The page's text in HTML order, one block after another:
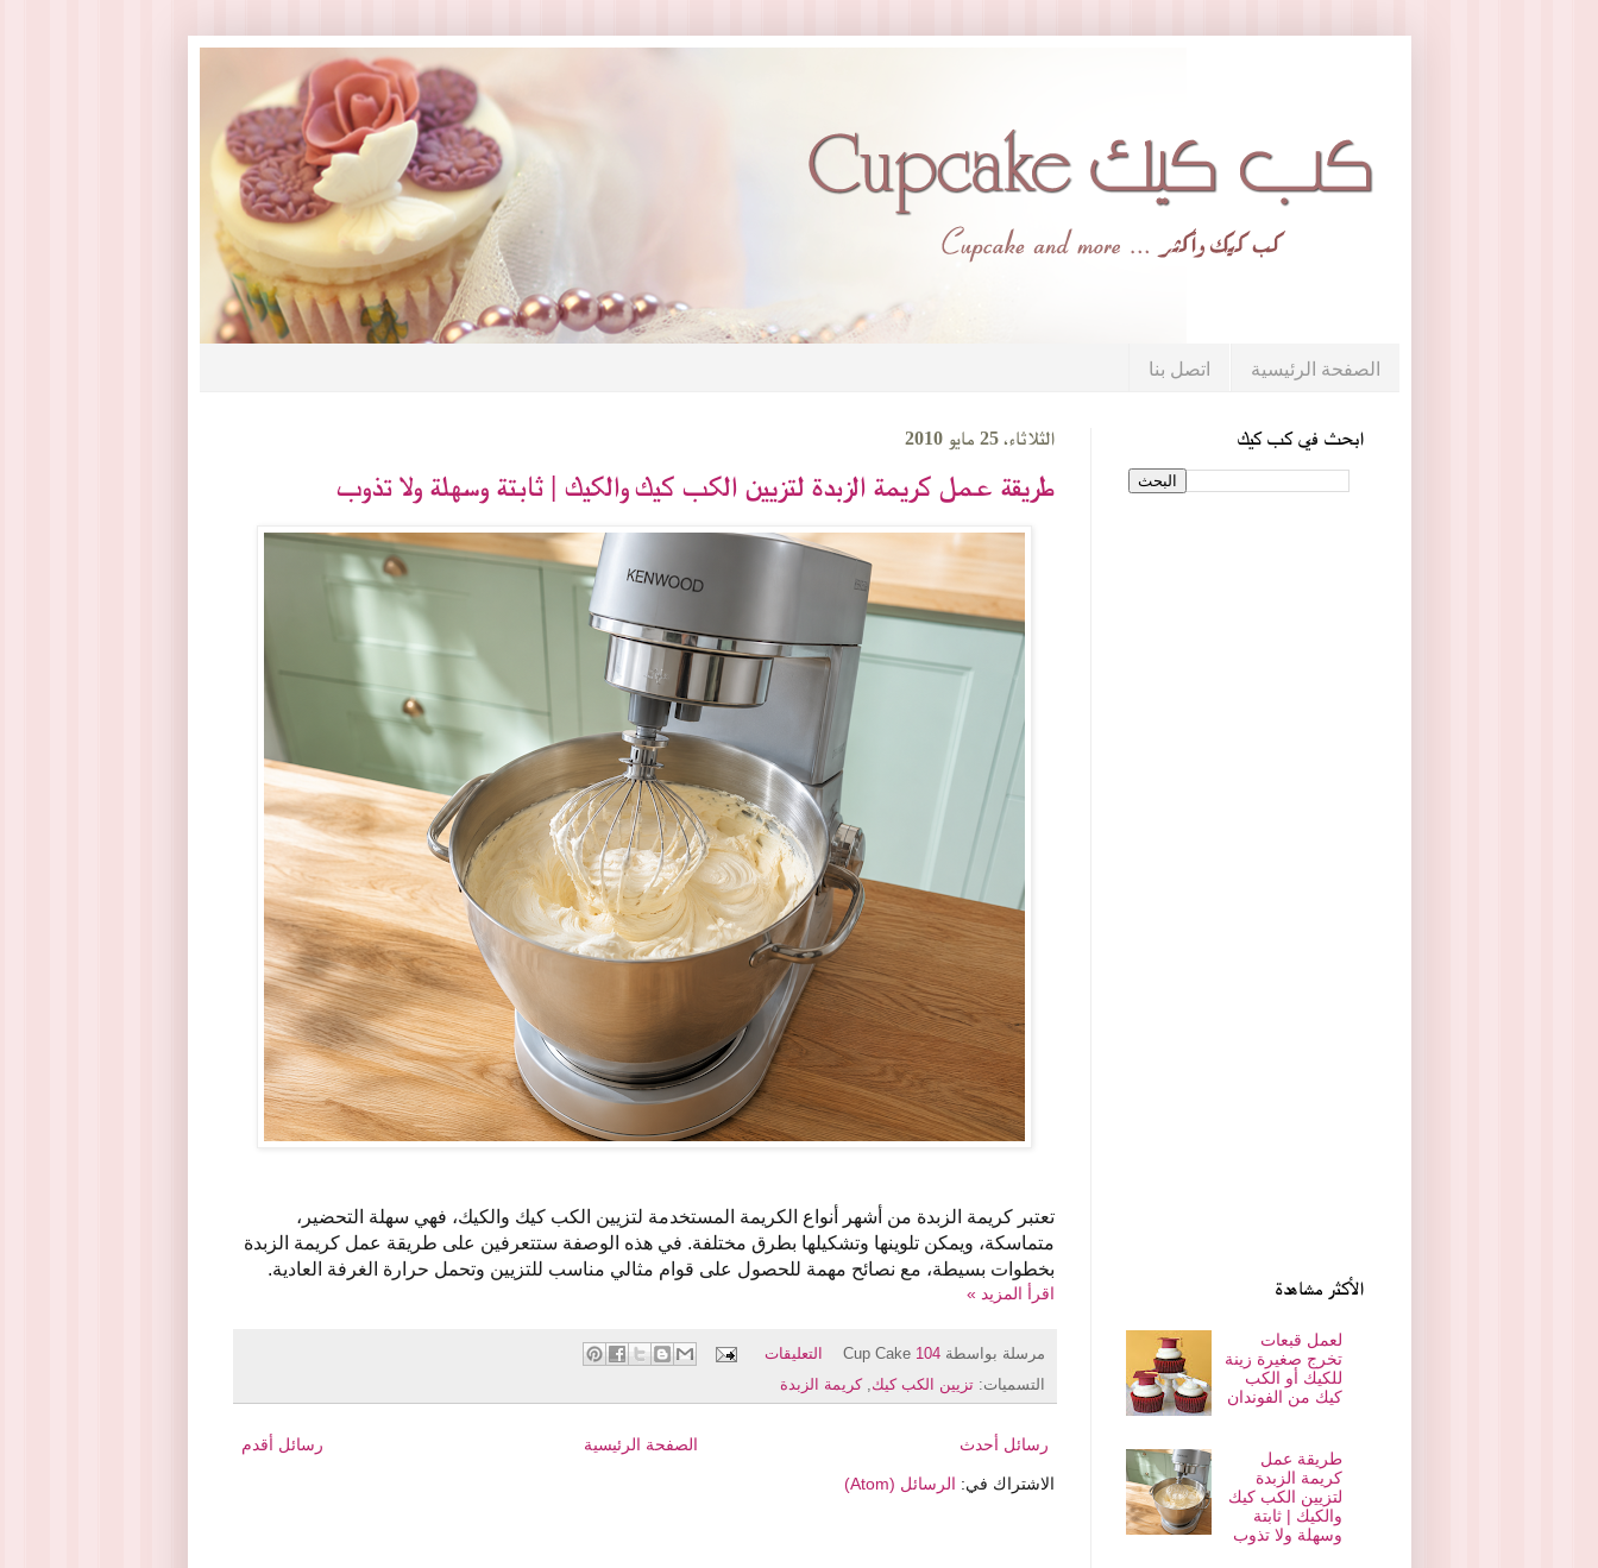
الصفحة الرئيسية اتصل بنا
الثلاثاء، 25 مايو 2010
طريقة عمل كريمة الزبدة لتزيين الكب كيك والكيك | ثابتة وسهلة ولا تذوب
تعتبر كريمة الزبدة من أشهر أنواع الكريمة المستخدمة لتزيين الكب كيك والكيك، فهي سهلة التحضير،
متماسكة، ويمكن تلوينها وتشكيلها بطرق مختلفة. في هذه الوصفة ستتعرفين على طريقة عمل كريمة الزبدة
بخطوات بسيطة، مع نصائح مهمة للحصول على قوام مثالي مناسب للتزيين وتحمل حرارة الغرفة العادية.
اقرأ المزيد »
مرسلة بواسطة Cup Cake 104 التعليقات
التسميات:تزيين الكب كيك,كريمة الزبدة
رسائل أحدث رسائل أقدم الصفحة الرئيسية
الاشتراك في: الرسائل (Atom)
ابحث في كب كيك
الأكثر مشاهدة
لعمل قبعات
تخرج صغيرة زينة
للكيك أو الكب
كيك من الفوندان
طريقة عمل
كريمة الزبدة
لتزيين الكب كيك
والكيك | ثابتة
وسهلة ولا تذوب